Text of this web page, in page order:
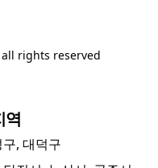
all rights reserved
역
, 대덕구